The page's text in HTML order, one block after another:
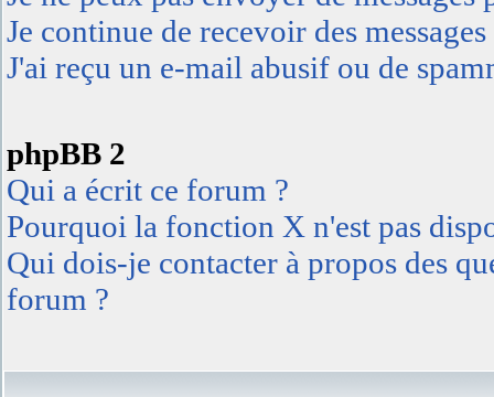
Je continue de recevoir des
J'ai reçu un e-mail abusif ou de
phpBB 2
Qui a écrit ce forum ?
Pourquoi la fonction X n'est pas
Qui dois-je contacter à propos des
forum ?